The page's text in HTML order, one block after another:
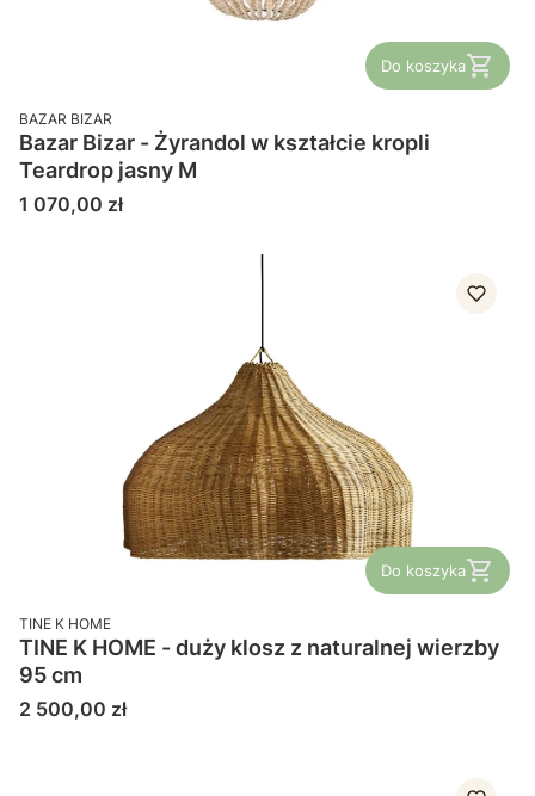
Do koszyka
PRODUCENT
BAZAR BIZAR
Bazar Bizar - Żyrandol w kształcie kropli
Teardrop jasny M
Cena
1 070,00 zł
Do koszyka
PRODUCENT
TINE K HOME
TINE K HOME - duży klosz z naturalnej wierzby
95 cm
Cena
2 500,00 zł